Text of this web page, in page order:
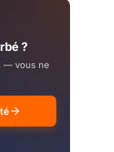
?
— vous ne